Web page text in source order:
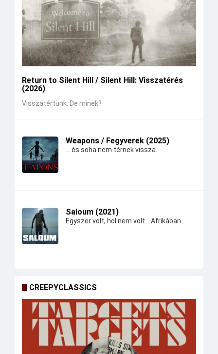
Return to Silent Hill / Silent Hill: Visszatérés
(2026)
Visszatértünk. De minek?
Weapons / Fegyverek (2025)
... és soha nem térnek vissza.
Saloum (2021)
Egyszer volt, hol nem volt... Afrikában.
CREEPYCLASSICS